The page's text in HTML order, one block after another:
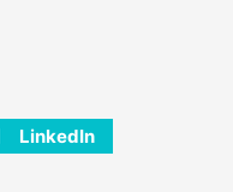
LinkedIn